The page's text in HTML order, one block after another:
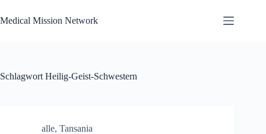
Inhalt
springen
Medical Mission Network
Schlagwort Heilig-Geist-Schwestern
alle, Tansania